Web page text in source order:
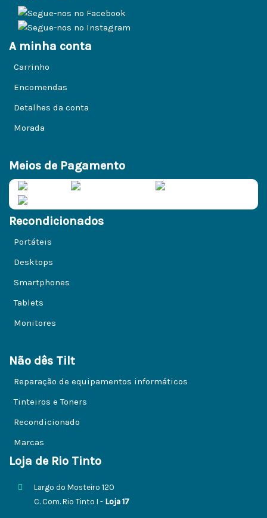
A minha conta
Carrinho
Encomendas
Detalhes da conta
Morada
Meios de Pagamento
Recondicionados
Portáteis
Desktops
Smartphones
Tablets
Monitores
Não dês Tilt
Reparação de equipamentos informáticos
Tinteiros e Toners
Recondicionado
Marcas
Loja de Rio Tinto
Largo do Mosteiro 120
C. Com. Rio Tinto I - Loja 17